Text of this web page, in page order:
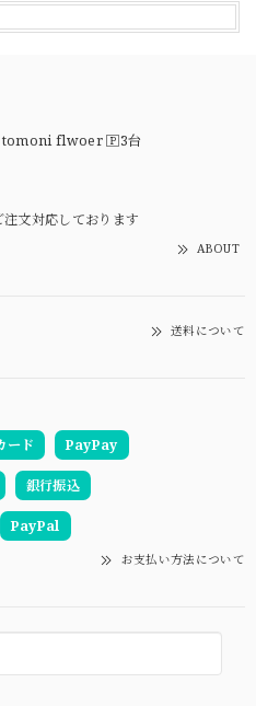
tomoni flwoer 🄿3台
文対応しております
ABOUT
送料について
ード PayPay
銀行振込
PayPal
お支払い方法について